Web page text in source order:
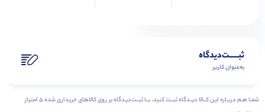
ثبـــــت‌دیدگاه
به‌عنوان کاربر
شمـا هـم دربـاره ایـن کــالا دیــدگاه ثبــت کنید، بــا ثبــت‌دیـدگاه بر روی کالاهای خریداری شده ۵ امتیاز